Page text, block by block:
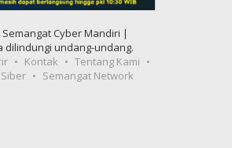
Semangat Cyber Mandiri |
dilindungi undang-undang.
Kontak
Tentang Kami
Semangat Network